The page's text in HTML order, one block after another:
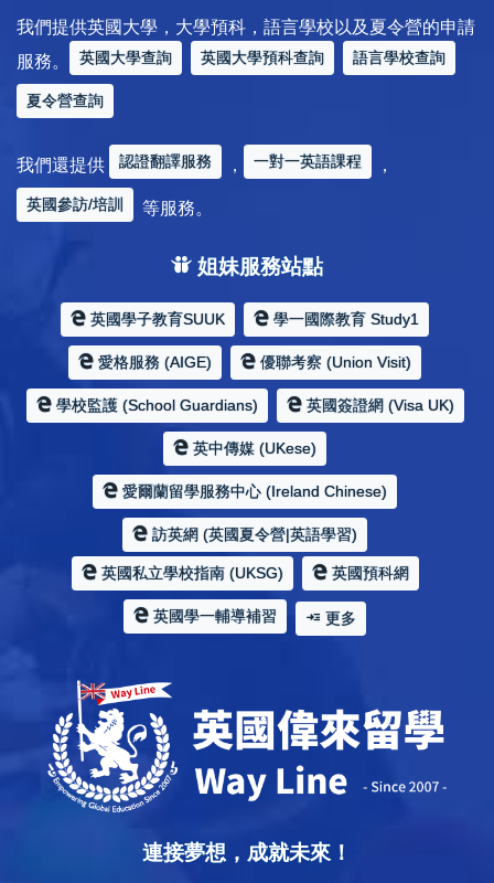
我們提供英國大學，大學預科，語言學校以及夏令營的申請
服務。
英國大學查詢 英國大學預科查詢 語言學校查詢
夏令營查詢
我們還提供 認證翻譯服務 ， 一對一英語課程 ，
英國參訪/培訓 等服務。
姐妹服務站點
英國學子教育SUUK 學一國際教育 Study1
愛格服務 (AIGE) 優聯考察 (Union Visit)
學校監護 (School Guardians) 英國簽證網 (Visa UK)
英中傳媒 (UKese)
愛爾蘭留學服務中心 (Ireland Chinese)
訪英網 (英國夏令營|英語學習)
英國私立學校指南 (UKSG) 英國預科網
英國學一輔導補習 更多
連接夢想，成就未來！